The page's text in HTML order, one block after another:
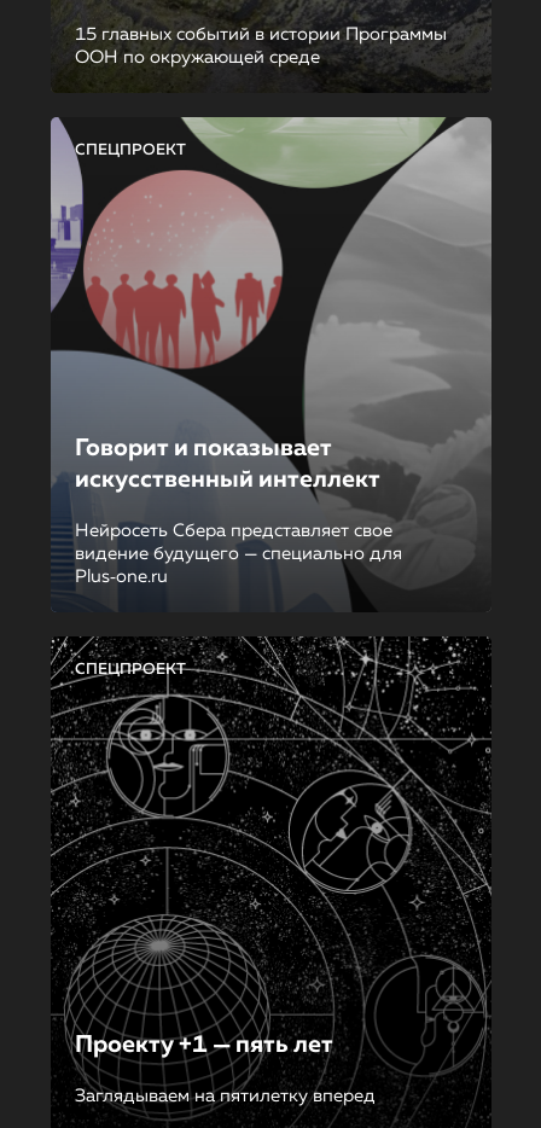
15 главных событий в истории Программы
ООН по окружающей среде
СПЕЦПРОЕКТ
Говорит и показывает
искусственный интеллект
Нейросеть Сбера представляет свое
видение будущего — специально для
Plus‑one.ru
СПЕЦПРОЕКТ
Проекту +1 — пять лет
Заглядываем на пятилетку вперед